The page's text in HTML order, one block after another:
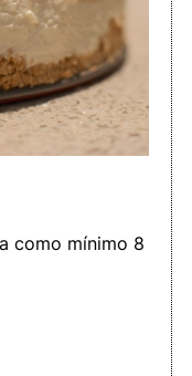
como mínimo 8